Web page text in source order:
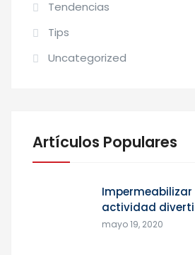
Tendencias
Tips
Uncategorized
Artículos Populares
actividad
mayo 19, 2020